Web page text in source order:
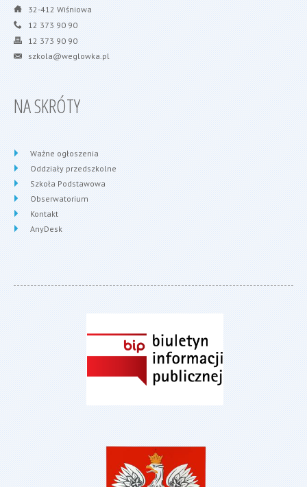
32-412 Wiśniowa
12 373 90 90
12 373 90 90
szkola@weglowka.pl
NA SKRÓTY
Ważne ogłoszenia
Oddziały przedszkolne
Szkoła Podstawowa
Obserwatorium
Kontakt
AnyDesk